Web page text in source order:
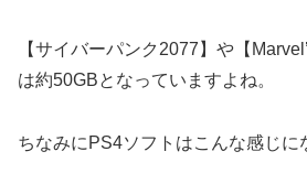
【サイバーパンク2077】や【
は約50GBとなっていますよね。
ちなみにPS4ソフトはこんな感じに